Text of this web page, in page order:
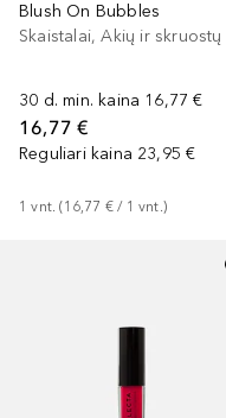
Blush On Bubbles
30 d. min. kaina 16,77 €
16,77 €
Reguliari kaina 23,95 €
1 vnt. (16,77 € / 1 vnt.)